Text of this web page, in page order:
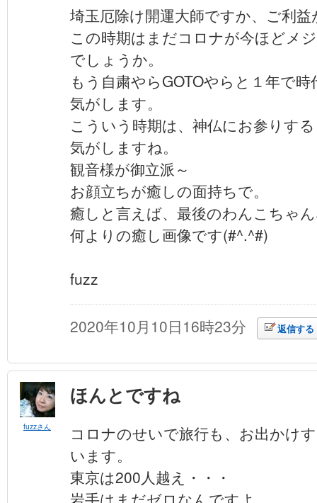
埼玉厄除け開運大師ですか、ご利
この時期はまだコロナが今ほどメ
でしょうか。
もう自粛やらGOTOやらと１年で
気がします。
こういう時期は、神仏にお参りす
気がしますね。
観音様が御立派～
お顔立ちが癒しの面持ちで。
癒しと言えば、最後のわんこちゃ
何よりの癒し画像です(#^.^#)
fuzz
2020年10月10日16時23分 返信する
fuzzさん
ほんとですね
コロナのせいで旅行も、お出かけ
います。
東京は200人越え・・・
岩手はまだゼロなんですよ。